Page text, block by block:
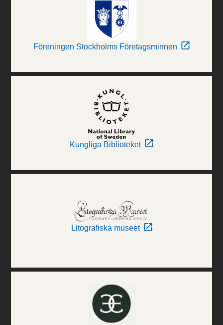
Föreningen Stockholms Företagsminnen
Kungliga Biblioteket
Litografiska museet